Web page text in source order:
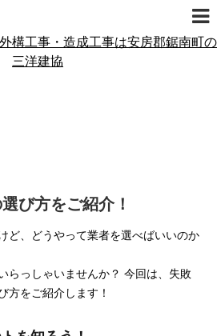
び方をご紹介！
ど、どうやって業者を選べばいいのか
らっしゃいませんか？ 今回は、失敗
方をご紹介します！